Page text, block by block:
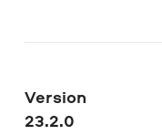
Version
23.2.0